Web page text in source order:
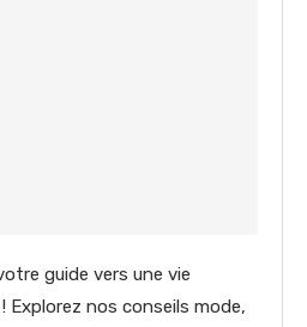
guide vers une vie
Explorez nos conseils mode,